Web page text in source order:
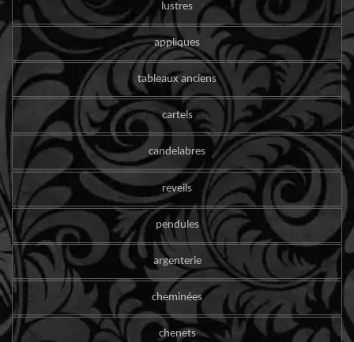
lustres
appliques
tableaux anciens
cartels
candelabres
reveils
pendules
argenterie
cheminées
chenets